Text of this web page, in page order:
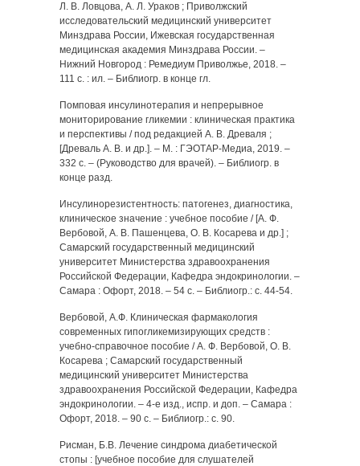
Л. В. Ловцова, А. Л. Ураков ; Приволжский
исследовательский медицинский университет
Минздрава России, Ижевская государственная
медицинская академия Минздрава России. –
Нижний Новгород : Ремедиум Приволжье, 2018. –
111 с. : ил. – Библиогр. в конце гл.
Помповая инсулинотерапия и непрерывное
мониторирование гликемии : клиническая практика
и перспективы / под редакцией А. В. Древаля ;
[Древаль А. В. и др.]. – М. : ГЭОТАР-Медиа, 2019. –
332 с. – (Руководство для врачей). – Библиогр. в
конце разд.
Инсулинорезистентность: патогенез, диагностика,
клиническое значение : учебное пособие / [А. Ф.
Вербовой, А. В. Пашенцева, О. В. Косарева и др.] ;
Самарский государственный медицинский
университет Министерства здравоохранения
Российской Федерации, Кафедра эндокринологии. –
Самара : Офорт, 2018. – 54 с. – Библиогр.: с. 44-54.
Вербовой, А.Ф. Клиническая фармакология
современных гипогликемизирующих средств :
учебно-справочное пособие / А. Ф. Вербовой, О. В.
Косарева ; Самарский государственный
медицинский университет Министерства
здравоохранения Российской Федерации, Кафедра
эндокринологии. – 4-е изд., испр. и доп. – Самара :
Офорт, 2018. – 90 с. – Библиогр.: с. 90.
Рисман, Б.В. Лечение синдрома диабетической
стопы : [учебное пособие для слушателей